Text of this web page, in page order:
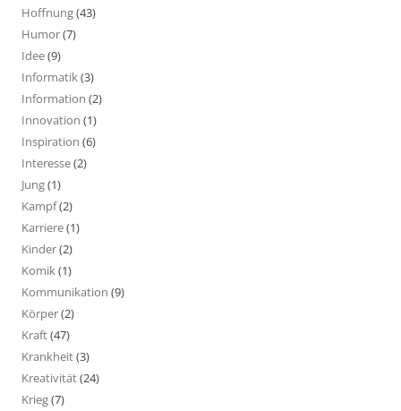
Hoffnung(43)
Humor(7)
Idee(9)
Informatik(3)
Information (2)
Innovation (1)
Inspiration (6)
Interesse(2)
Jung(1)
Kampf(2)
Karriere(1)
Kinder(2)
Komik(1)
Kommunikation (9)
Körper(2)
Kraft(47)
Krankheit(3)
Kreativität(24)
Krieg(7)